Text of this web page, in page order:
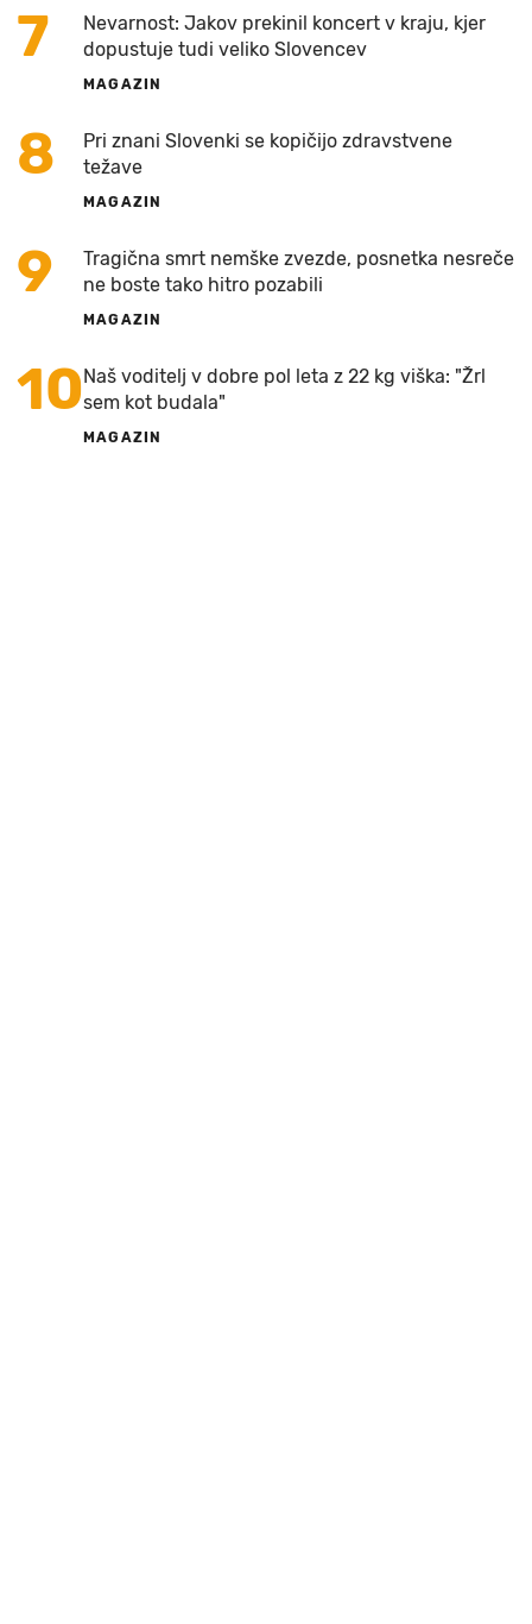
7
Nevarnost: Jakov prekinil koncert v kraju, kjer
dopustuje tudi veliko Slovencev
MAGAZIN
8
Pri znani Slovenki se kopičijo zdravstvene
težave
MAGAZIN
9
Tragična smrt nemške zvezde, posnetka nesreče
ne boste tako hitro pozabili
MAGAZIN
10Naš voditelj v dobre pol leta z 22 kg viška: "Žrl
sem kot budala"
MAGAZIN